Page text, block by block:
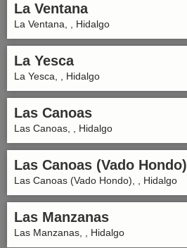
La Ventana
La Ventana, , Hidalgo
La Yesca
La Yesca, , Hidalgo
Las Canoas
Las Canoas, , Hidalgo
Las Canoas (Vado Hondo)
Las Canoas (Vado Hondo), , Hidalgo
Las Manzanas
Las Manzanas, , Hidalgo